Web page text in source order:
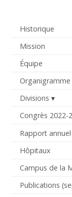
Historique
Mission
Équipe
Organigramme
Divisions
Congrès 2022-
Rapport annuel
Hôpitaux
Campus de la
Publications